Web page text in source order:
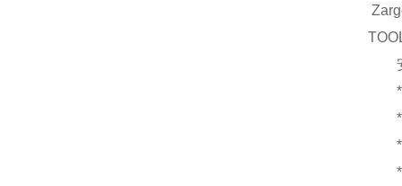
安
*液
*独
*温
*电